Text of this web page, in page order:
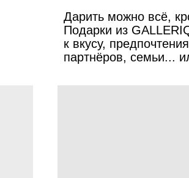
Дарить можно всё,
Подарки из
к вкусу,
партнёров, семьи...